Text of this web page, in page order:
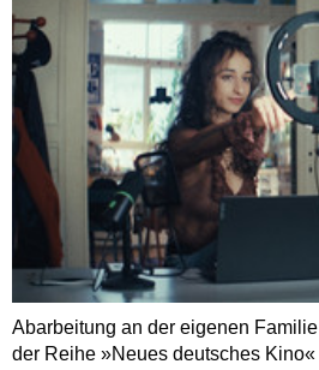
Abarbeitung an der eigenen
der Reihe »Neues deutsches